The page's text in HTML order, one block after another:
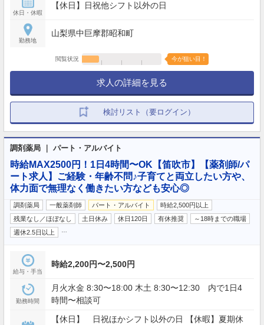
休日・休暇
【休日】日祝他シフト以外の日
勤務地
山梨県中巨摩郡昭和町
閲覧状況 今が狙い目！
求人の詳細を見る
検討リスト（要ログイン）
調剤薬局 ｜ パート・アルバイト
時給MAX2500円！1日4時間〜OK【笛吹市】【薬剤師/パ
ート求人】ご経験・年齢不問♪子育てと両立したい方や、
体力面で無理なく働きたい方なども安心◎
調剤薬局 一般薬剤師 パート・アルバイト
時給2,500円以上
残業なし／ほぼなし
土日休み 休日120日 有休推奨
～18時までの職場
週休2.5日以上
給与・手当
時給2,200円〜2,500円
勤務時間
月火水金 8:30〜18:00 木土 8:30〜12:30 内で1日4
時間〜相談可
【休日】 日祝ほかシフト以外の日 【休暇】夏期休